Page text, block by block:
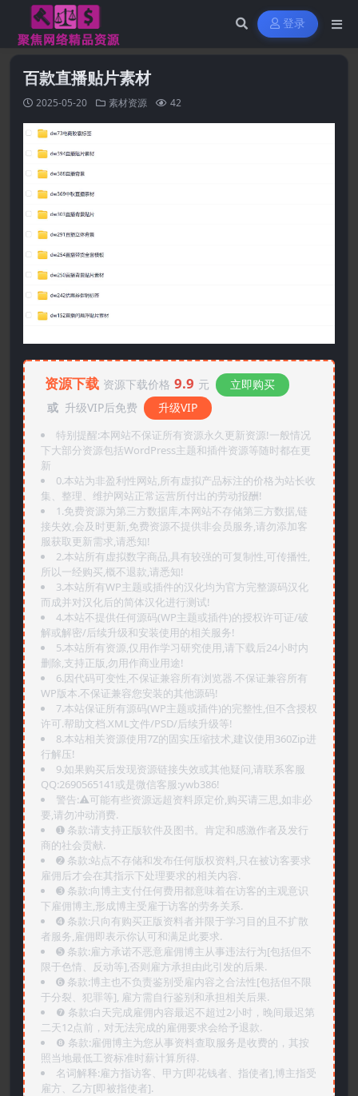
登录
百款直播贴片素材
2025-05-20 素材资源 42
资源下载 资源下载价格 9.9 元
立即购买
或 升级VIP后免费 升级VIP
特别提醒:本网站不保证所有资源永久更新资源!一般情况
下大部分资源包括WordPress主题和插件资源等随时都在更
新
0.本站为非盈利性网站,所有虚拟产品标注的价格为站长收
集、整理、维护网站正常运营所付出的劳动报酬!
1.免费资源为第三方数据库,本网站不存储第三方数据,链
接失效,会及时更新,免费资源不提供非会员服务,请勿添加客
服获取更新需求,请悉知!
2.本站所有虚拟数字商品,具有较强的可复制性,可传播性,
所以一经购买,概不退款,请悉知!
3.本站所有WP主题或插件的汉化均为官方完整源码汉化
而成并对汉化后的简体汉化进行测试!
4.本站不提供任何源码(WP主题或插件)的授权许可证/破
解或解密/后续升级和安装使用的相关服务!
5.本站所有资源,仅用作学习研究使用,请下载后24小时内
删除,支持正版,勿用作商业用途!
6.因代码可变性,不保证兼容所有浏览器.不保证兼容所有
WP版本.不保证兼容您安装的其他源码!
7.本站保证所有源码(WP主题或插件)的完整性,但不含授权
许可.帮助文档.XML文件/PSD/后续升级等!
8.本站相关资源使用7Z的固实压缩技术,建议使用360Zip进
行解压!
9.如果购买后发现资源链接失效或其他疑问,请联系客服
QQ:2690565141或是微信客服:ywb386!
警告:⚠️可能有些资源远超资料原定价,购买请三思,如非必
要,请勿冲动消费.
➊️ 条款:请支持正版软件及图书。肯定和感激作者及发行
商的社会贡献.
➋️ 条款:站点不存储和发布任何版权资料,只在被访客要求
雇佣后才会在其指示下处理要求的相关内容.
➌️ 条款:向博主支付任何费用都意味着在访客的主观意识
下雇佣博主,形成博主受雇于访客的劳务关系.
➍️ 条款:只向有购买正版资料者并限于学习目的且不扩散
者服务,雇佣即表示你认可和满足此要求.
➎ 条款:雇方承诺不恶意雇佣博主从事违法行为[包括但不
限于色情、反动等],否则雇方承担由此引发的后果.
➏️ 条款:博主也不负责鉴别受雇内容之合法性[包括但不限
于分裂、犯罪等], 雇方需自行鉴别和承担相关后果.
❼ 条款:白天完成雇佣内容最迟不超过2小时，晚间最迟第
二天12点前，对无法完成的雇佣要求会给予退款.
❽ 条款:雇佣博主为您从事资料查取服务是收费的，其按
照当地最低工资标准时薪计算所得.
名词解释:雇方指访客、甲方[即花钱者、指使者],博主指受
雇方、乙方[即被指使者].